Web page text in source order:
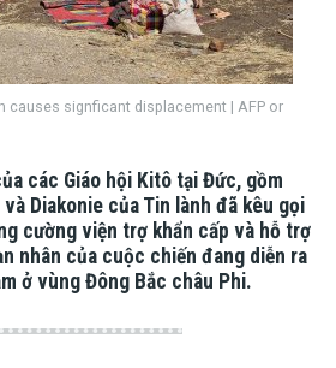
causes signficant displacement | AFP or
các Giáo hội Kitô tại Đức, gồm
Diakonie của Tin lành đã kêu gọi
cường viện trợ khẩn cấp và hỗ trợ
nhân của cuộc chiến đang diễn ra
ở vùng Đông Bắc châu Phi.